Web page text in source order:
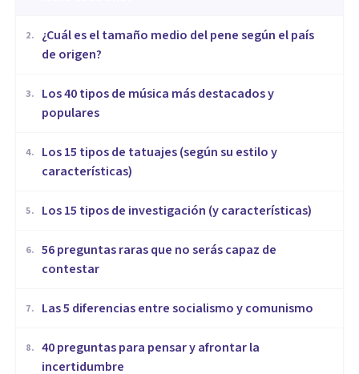
2.
¿Cuál es el tamaño medio del pene según el país
de origen?
3.
Los 40 tipos de música más destacados y
populares
4.
Los 15 tipos de tatuajes (según su estilo y
características)
5. Los 15 tipos de investigación (y características)
6. 56 preguntas raras que no serás capaz de
contestar
7. Las 5 diferencias entre socialismo y comunismo
8. 40 preguntas para pensar y afrontar la
incertidumbre